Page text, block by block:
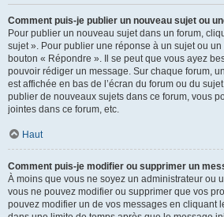
Comment puis-je publier un nouveau sujet ou
Pour publier un nouveau sujet dans un forum,
sujet ». Pour publier une réponse à un sujet ou
bouton « Répondre ». Il se peut que vous ayez
pouvoir rédiger un message. Sur chaque forum,
est affichée en bas de l’écran du forum ou du
publier de nouveaux sujets dans ce forum, vous
jointes dans ce forum, etc.
Haut
Comment puis-je modifier ou supprimer un
À moins que vous ne soyez un administrateur ou
vous ne pouvez modifier ou supprimer que vos
pouvez modifier un de vos messages en cliquant